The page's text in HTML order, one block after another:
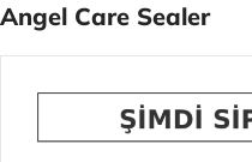
Angel Care Sealer